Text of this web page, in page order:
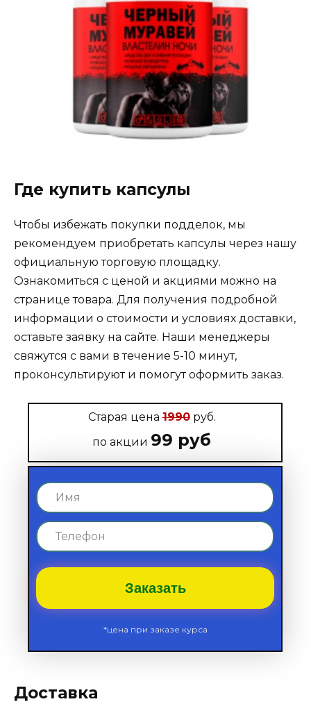
Где купить капсулы
Чтобы избежать покупки подделок, мы
рекомендуем приобретать капсулы через нашу
официальную торговую площадку.
Ознакомиться с ценой и акциями можно на
странице товара. Для получения подробной
информации о стоимости и условиях доставки,
оставьте заявку на сайте. Наши менеджеры
свяжутся с вами в течение 5-10 минут,
проконсультируют и помогут оформить заказ.
Старая цена1990руб.
по акции 99 руб
Заказать
*цена при заказе курса
Доставка